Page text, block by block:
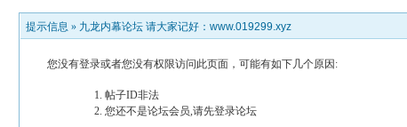
提示信息 » 九龙内幕论坛 请大家记好：www.019299.xyz
您没有登录或者您没有权限访问此页面，可能有如下几个原因:
帖子ID非法
您还不是论坛会员,请先登录论坛